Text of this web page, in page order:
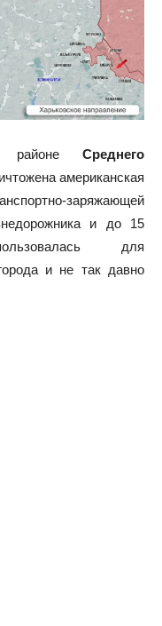
районе Среднего
американская
заряжающей
и до 15
для
и не так давно